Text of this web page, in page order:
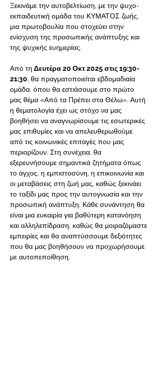
Ξεκινάμε την αυτοβελτίωση, με την ψυχο-
εκπαιδευτική ομάδα του ΚΥΜΑΤΟΣ ζωής,
μια πρωτοβουλία που στοχεύει στην
ενίσχυση της προσωπικής ανάπτυξης και
της ψυχικής ευημερίας.
Από τη Δευτέρα 20 Οκτ 2025 στις 19:30-
21:30, θα πραγματοποιείται εβδομαδιαία
ομάδα, όπου θα εστιάσουμε στο πρώτο
μας θέμα «Από τα Πρέπει στα Θέλω». Αυτή
η θεματολογία έχει ως στόχο να μας
βοηθήσει να αναγνωρίσουμε τις εσωτερικές
μας επιθυμίες και να απελευθερωθούμε
από τις κοινωνικές επιταγές που μας
περιορίζουν. Στη συνέχεια, θα
εξερευνήσουμε σημαντικά ζητήματα όπως
το άγχος, η εμπιστοσύνη, η επικοινωνία και
οι μεταβάσεις στη ζωή μας, καθώς ξεκινάει
το ταξίδι μας προς την αυτογνωσία και την
προσωπική ανάπτυξη. Κάθε συνάντηση θα
είναι μια ευκαιρία για βαθύτερη κατανόηση
και αλληλεπίδραση, καθώς θα μοιραζόμαστε
εμπειρίες και θα αναπτύσσουμε δεξιότητες
που θα μας βοηθήσουν να προχωρήσουμε
με αυτοπεποίθηση.